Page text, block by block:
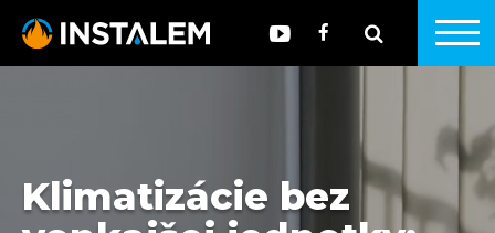
Klimatizácie bez